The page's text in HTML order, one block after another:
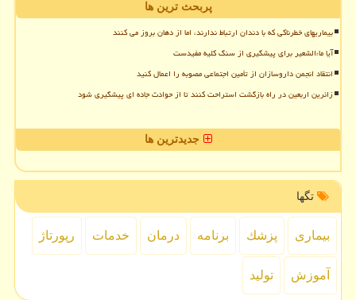
پربحث ترین ها
بیماریهای خطرناکی که با دندان ارتباط ندارند، اما از دهان بروز می کنند
آیا ماءالشعیر برای پیشگیری از سنگ کلیه مفیدست
انتقاد انجمن داروسازان از تأمین اجتماعی مصوبه را اعمال کنید
زائرین اربعین در راه بازگشت استراحت کنند تا از حوادث جاده ای پیشگیری شود
جدیدترین ها
تگها
بیماری پزشك برنامه درمان خدمات رپورتاژ
آموزش تولید